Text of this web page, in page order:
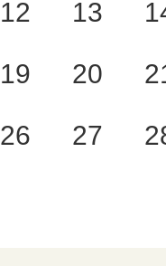
12 13
19 20
26 27